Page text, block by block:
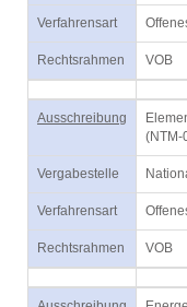
Verfahrensart
Rechtsrahmen VOB
Ausschreibung
(NTM-
Vergabestelle
Verfahrensart
Rechtsrahmen VOB